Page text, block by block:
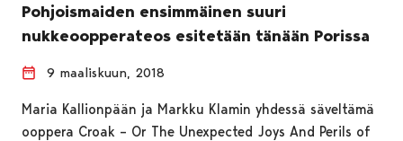
Pohjoismaiden ensimmäinen suuri
nukkeoopperateos esitetään tänään Porissa
9 maaliskuun, 2018
Maria Kallionpään ja Markku Klamin yhdessä säveltämä
ooppera Croak – Or The Unexpected Joys And Perils of